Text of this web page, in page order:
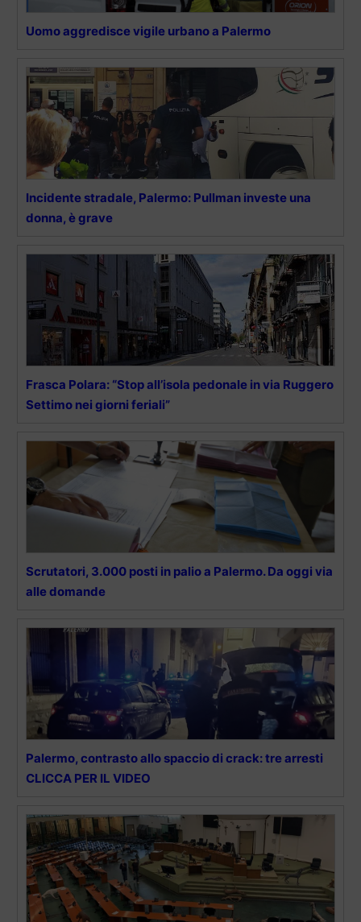
Uomo aggredisce vigile urbano a Palermo
Incidente stradale, Palermo: Pullman investe una
donna, è grave
Frasca Polara: “Stop all’isola pedonale in via Ruggero
Settimo nei giorni feriali”
Scrutatori, 3.000 posti in palio a Palermo. Da oggi via
alle domande
Palermo, contrasto allo spaccio di crack: tre arresti
CLICCA PER IL VIDEO